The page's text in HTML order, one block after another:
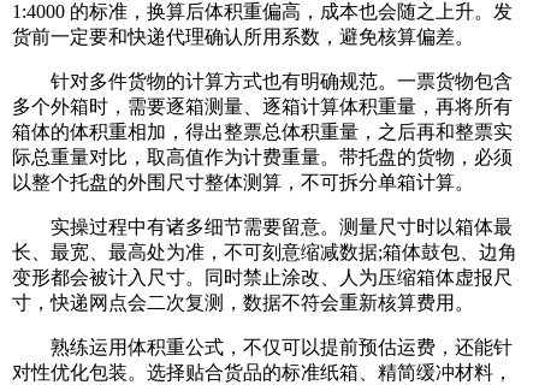
1:4000 的标准，换算后体积重偏高，成本也会随之上升。发
货前一定要和快递代理确认所用系数，避免核算偏差。
针对多件货物的计算方式也有明确规范。一票货物包含
多个外箱时，需要逐箱测量、逐箱计算体积重量，再将所有
箱体的体积重相加，得出整票总体积重量，之后再和整票实
际总重量对比，取高值作为计费重量。带托盘的货物，必须
以整个托盘的外围尺寸整体测算，不可拆分单箱计算。
实操过程中有诸多细节需要留意。测量尺寸时以箱体最
长、最宽、最高处为准，不可刻意缩减数据;箱体鼓包、边角
变形都会被计入尺寸。同时禁止涂改、人为压缩箱体虚报尺
寸，快递网点会二次复测，数据不符会重新核算费用。
熟练运用体积重公式，不仅可以提前预估运费，还能针
对性优化包装。选择贴合货品的标准纸箱、精简缓冲材料，